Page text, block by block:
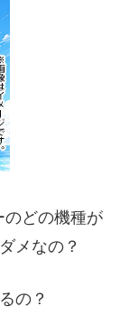
のどの機種が
メなの？
の？